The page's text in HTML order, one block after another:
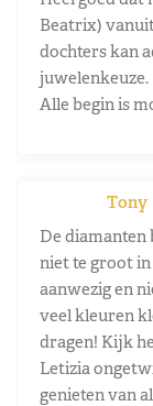
Beatrix)
dochters kan
juwelenkeuze.
Alle begin is
Tony
De diamanten
niet te groot
aanwezig en
veel kleuren
dragen! Kijk
Letizia
genieten van